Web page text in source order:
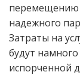
перемещению
надежного
Затраты на
будут
испорченной